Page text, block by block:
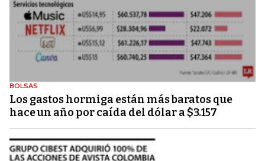
BOLSAS
Los gastos hormiga están más baratos que
hace un año por caída del dólar a $3.157